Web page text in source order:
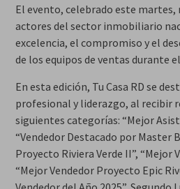
El evento, celebrado este
actores del sector inmobiliario
excelencia, el compromiso y el
de los equipos de ventas durante
En esta edición, Tu Casa RD se
profesional y liderazgo, al recibir
siguientes categorías: “Mejor
“Vendedor Destacado por Master
Proyecto Riviera Verde II”, “Mejor
“Mejor Vendedor Proyecto Epic